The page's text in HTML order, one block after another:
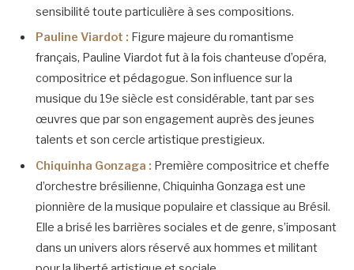
sensibilité toute particulière à ses compositions.
Pauline Viardot : Figure majeure du romantisme
français, Pauline Viardot fut à la fois chanteuse d’opéra,
compositrice et pédagogue. Son influence sur la
musique du 19e siècle est considérable, tant par ses
œuvres que par son engagement auprès des jeunes
talents et son cercle artistique prestigieux.
Chiquinha Gonzaga : Première compositrice et cheffe
d’orchestre brésilienne, Chiquinha Gonzaga est une
pionnière de la musique populaire et classique au Brésil.
Elle a brisé les barrières sociales et de genre, s’imposant
dans un univers alors réservé aux hommes et militant